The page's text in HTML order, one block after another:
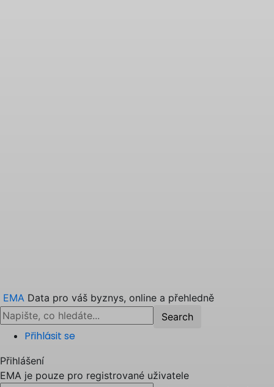
EMA Data pro váš byznys, online a přehledně
Přihlásit se
Přihlášení
EMA je pouze pro registrované uživatele